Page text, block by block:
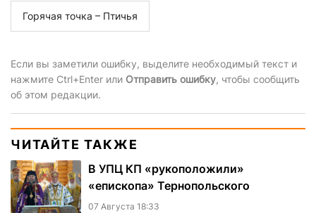
Горячая точка – Птичья
Если вы заметили ошибку, выделите необходимый текст и
нажмите Ctrl+Enter или Отправить ошибку, чтобы сообщить
об этом редакции.
ЧИТАЙТЕ ТАКЖЕ
В УПЦ КП «рукоположили»
«епископа» Тернопольского
07 Августа 18:33